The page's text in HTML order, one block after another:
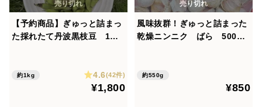
【予約商品】ぎゅっと詰まっ
た採れたて丹波黒枝豆 1キ
約1kg 4.6(42件)
¥1,800
風味抜群！ぎゅっと詰まった
乾燥ニンニク ばら 500グ
約550g
¥850